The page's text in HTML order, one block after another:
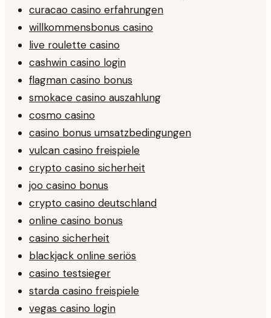
curacao casino erfahrungen
willkommensbonus casino
live roulette casino
cashwin casino login
flagman casino bonus
smokace casino auszahlung
cosmo casino
casino bonus umsatzbedingungen
vulcan casino freispiele
crypto casino sicherheit
joo casino bonus
crypto casino deutschland
online casino bonus
casino sicherheit
blackjack online seriös
casino testsieger
starda casino freispiele
vegas casino login